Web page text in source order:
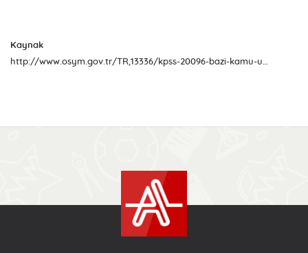
Kaynak
http://www.osym.gov.tr/TR,13336/kpss-20096-bazi-kamu-urum-ve-kuruluslarinin-kadro-ve-pozisyonlarina-mahkeme-karari-sonrasi-yerlestirme-islemleri-24082017.html